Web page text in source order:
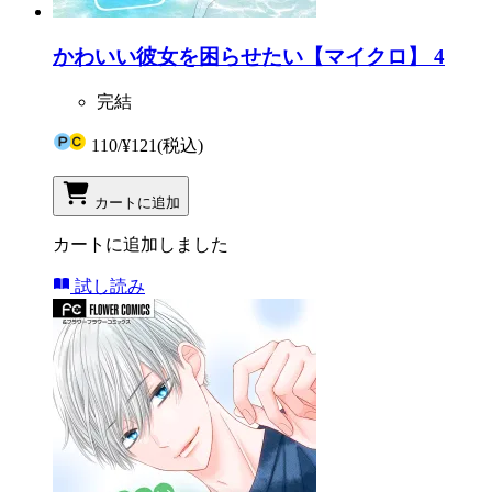
かわいい彼女を困らせたい【マイクロ】 4
完結
110/¥121(税込)
カートに追加
カートに追加しました
試し読み